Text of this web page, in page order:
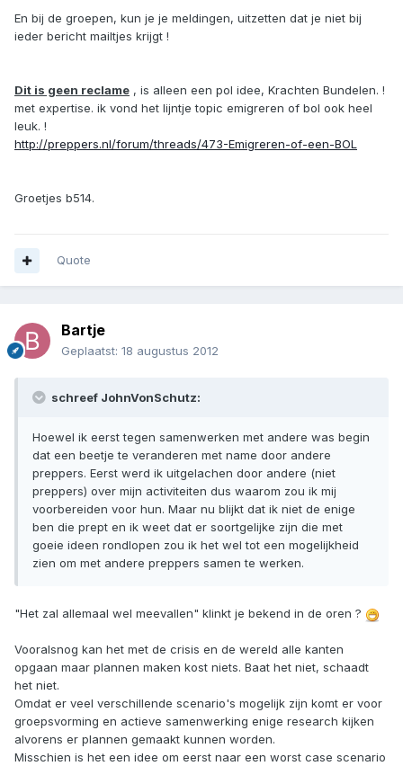
En bij de groepen, kun je je meldingen, uitzetten dat je niet bij
ieder bericht mailtjes krijgt !
Dit is geen reclame , is alleen een pol idee, Krachten Bundelen. !
met expertise. ik vond het lijntje topic emigreren of bol ook heel
leuk. !
http://preppers.nl/forum/threads/473-Emigreren-of-een-BOL
Groetjes b514.
Quote
Bartje
Geplaatst: 18 augustus 2012
schreef JohnVonSchutz:
Hoewel ik eerst tegen samenwerken met andere was begin
dat een beetje te veranderen met name door andere
preppers. Eerst werd ik uitgelachen door andere (niet
preppers) over mijn activiteiten dus waarom zou ik mij
voorbereiden voor hun. Maar nu blijkt dat ik niet de enige
ben die prept en ik weet dat er soortgelijke zijn die met
goeie ideen rondlopen zou ik het wel tot een mogelijkheid
zien om met andere preppers samen te werken.
"Het zal allemaal wel meevallen" klinkt je bekend in de oren ?
Vooralsnog kan het met de crisis en de wereld alle kanten
opgaan maar plannen maken kost niets. Baat het niet, schaadt
het niet.
Omdat er veel verschillende scenario's mogelijk zijn komt er voor
groepsvorming en actieve samenwerking enige research kijken
alvorens er plannen gemaakt kunnen worden.
Misschien is het een idee om eerst naar een worst case scenario